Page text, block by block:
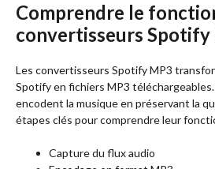
Comprendre le
convertisseurs Spotify
Les convertisseurs Spotify MP3
Spotify en fichiers MP3
encodent la musique en préservant la
étapes clés pour comprendre leur
Capture du flux audio